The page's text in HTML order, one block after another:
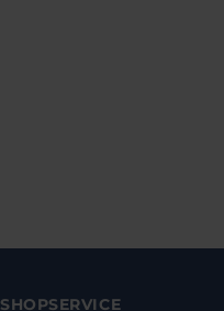
SHOPSERVICE